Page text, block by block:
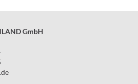
GmbH